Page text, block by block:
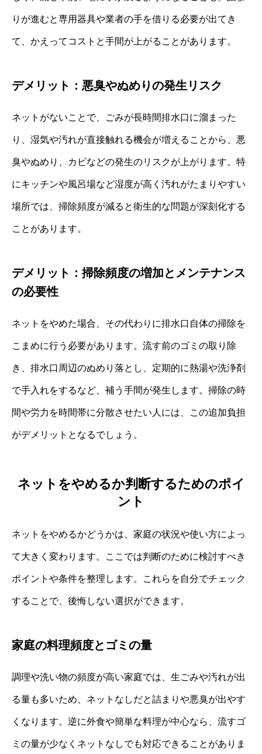
りが進むと専用器具や業者の手を借りる必要が出てき
て、かえってコストと手間が上がることがあります。
デメリット：悪臭やぬめりの発生リスク
ネットがないことで、ごみが長時間排水口に溜まった
り、湿気や汚れが直接触れる機会が増えることから、悪
臭やぬめり、カビなどの発生のリスクが上がります。特
にキッチンや風呂場など湿度が高く汚れがたまりやすい
場所では、掃除頻度が減ると衛生的な問題が深刻化する
ことがあります。
デメリット：掃除頻度の増加とメンテナンス
の必要性
ネットをやめた場合、その代わりに排水口自体の掃除を
こまめに行う必要があります。流す前のゴミの取り除
き、排水口周辺のぬめり落とし、定期的に熱湯や洗浄剤
で手入れをするなど、補う手間が発生します。掃除の時
間や労力を時間帯に分散させたい人には、この追加負担
がデメリットとなるでしょう。
ネットをやめるか判断するためのポイ
ント
ネットをやめるかどうかは、家庭の状況や使い方によっ
て大きく変わります。ここでは判断のために検討すべき
ポイントや条件を整理します。これらを自分でチェック
することで、後悔しない選択ができます。
家庭の料理頻度とゴミの量
調理や洗い物の頻度が高い家庭では、生ごみや汚れが出
る量も多いため、ネットなしだと詰まりや悪臭が出やす
くなります。逆に外食や簡単な料理が中心なら、流すゴ
ミの量が少なくネットなしでも対応できることがありま